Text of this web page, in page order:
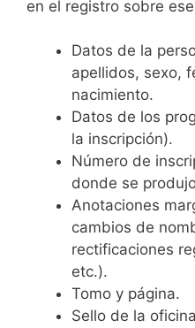
en el registro sobre
Datos de la
apellidos, sexo,
nacimiento.
Datos de los
la inscripción).
Número de
donde se
Anotaciones
cambios de
rectificaciones
etc.).
Tomo y página.
Sello de la